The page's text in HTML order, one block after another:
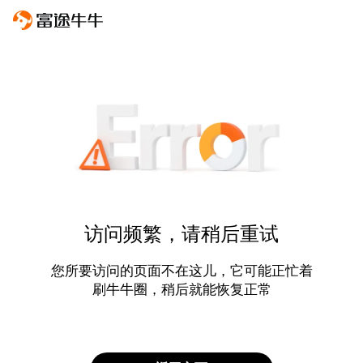
访问频繁，请稍后重试
您所要访问的页面不在这儿，它可能正忙着
刷牛牛圈，稍后就能恢复正常